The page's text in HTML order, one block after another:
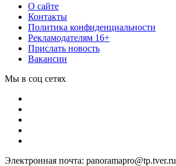
О сайте
Контакты
Политика конфиденциальности
Рекламодателям 16+
Прислать новость
Вакансии
Мы в соц сетях
Электронная почта: panoramapro@tp.tver.ru